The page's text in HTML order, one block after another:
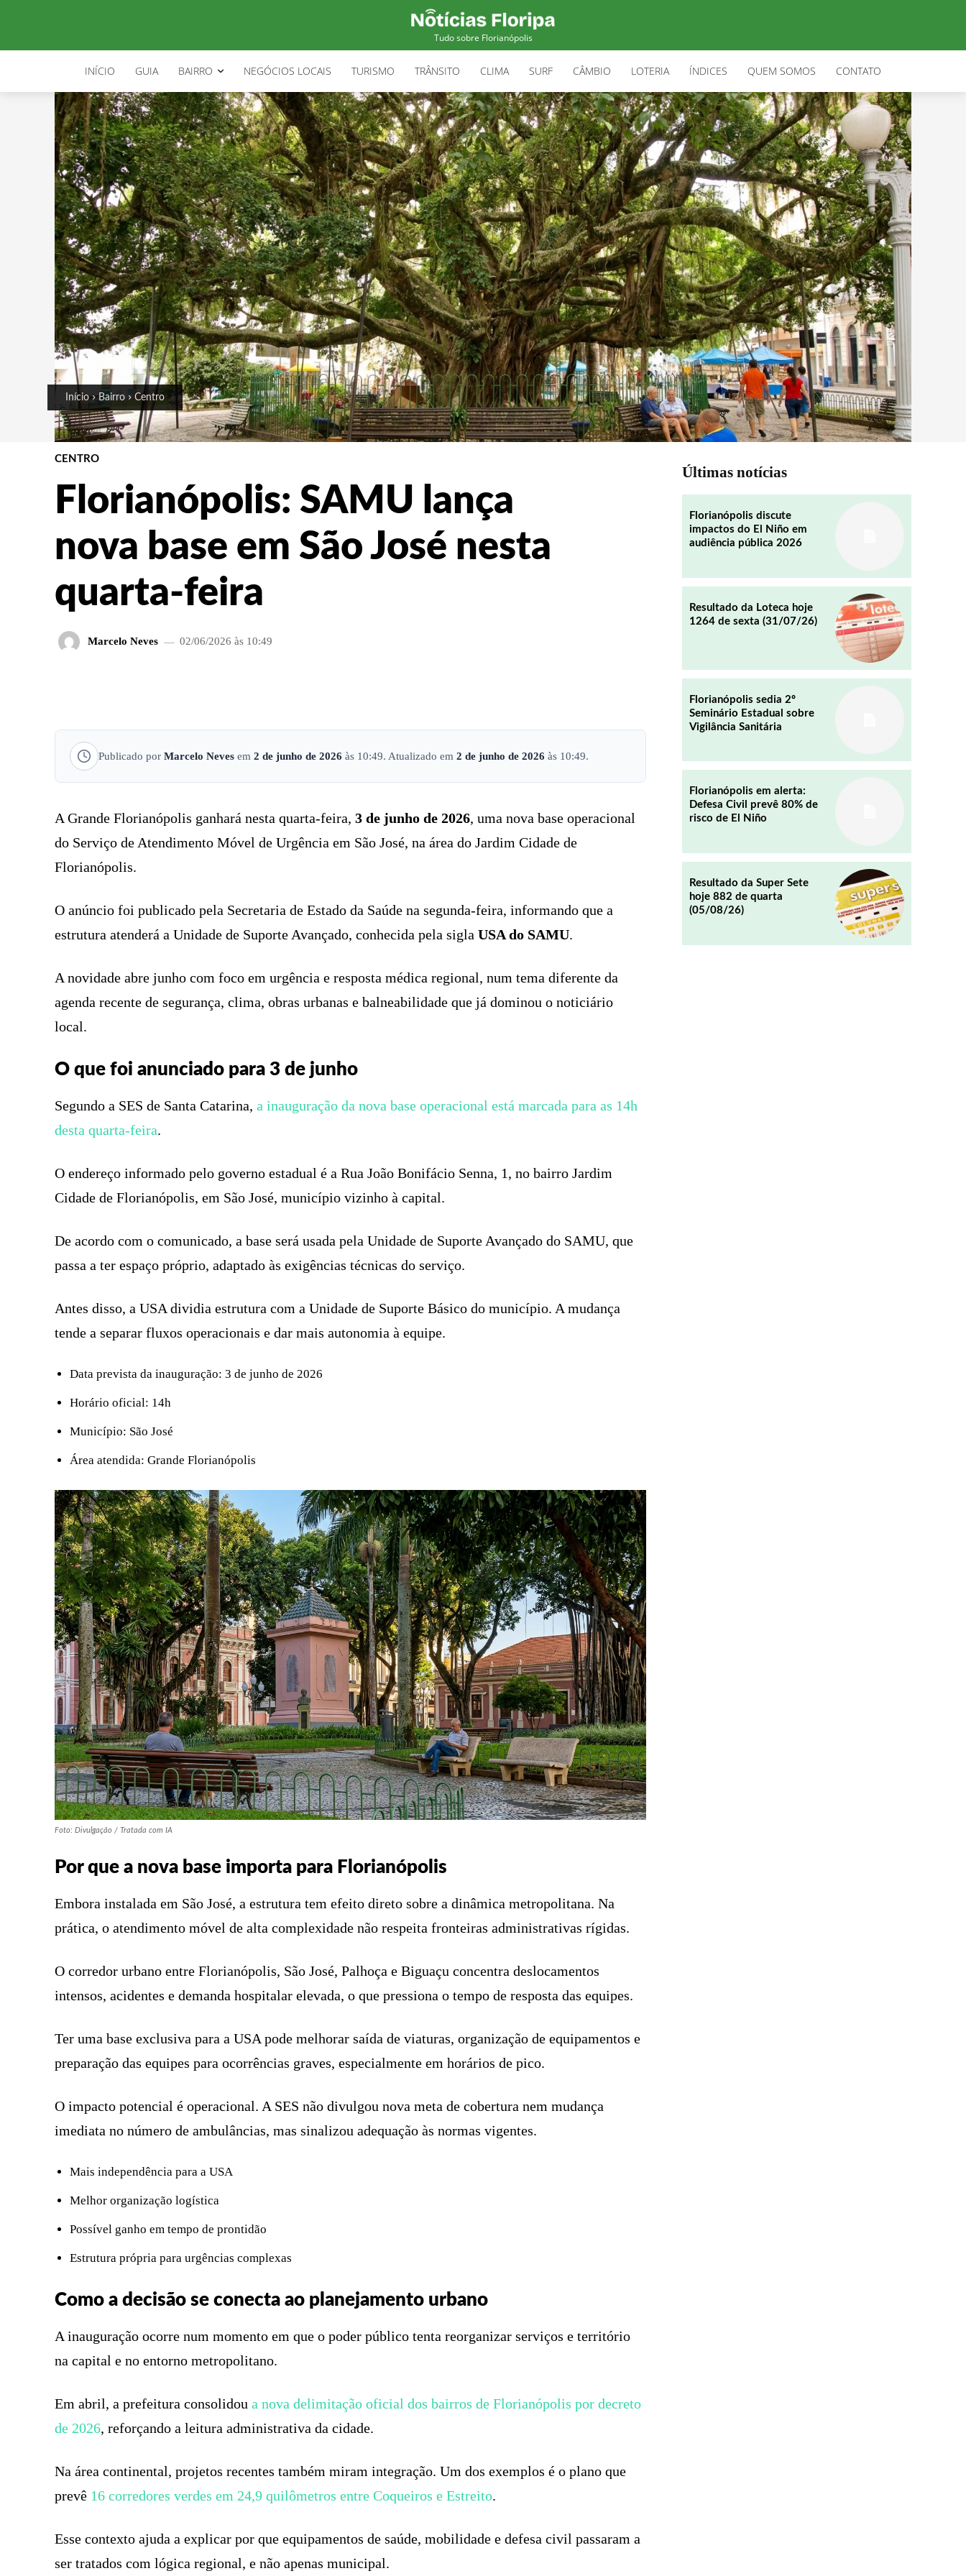
Tudo sobre Florianópolis
INÍCIO GUIA BAIRRO NEGÓCIOS LOCAIS TURISMO TRÂNSITO CLIMA SURF CÂMBIO LOTERIA ÍNDICES QUEM SOMOS CONTATO
Início Bairro Centro
CENTRO
Florianópolis: SAMU lança
nova base em São José nesta
quarta-feira
Marcelo Neves 02/06/2026 às 10:49
Publicado por Marcelo Neves em 2 de junho de 2026 às 10:49. Atualizado em 2 de junho de 2026 às 10:49.
A Grande Florianópolis ganhará nesta quarta-feira, 3 de junho de 2026, uma nova base operacional
do Serviço de Atendimento Móvel de Urgência em São José, na área do Jardim Cidade de
Florianópolis.
O anúncio foi publicado pela Secretaria de Estado da Saúde na segunda-feira, informando que a
estrutura atenderá a Unidade de Suporte Avançado, conhecida pela sigla USA do SAMU.
A novidade abre junho com foco em urgência e resposta médica regional, num tema diferente da
agenda recente de segurança, clima, obras urbanas e balneabilidade que já dominou o noticiário
local.
O que foi anunciado para 3 de junho
Segundo a SES de Santa Catarina, a inauguração da nova base operacional está marcada para as 14h
desta quarta-feira.
O endereço informado pelo governo estadual é a Rua João Bonifácio Senna, 1, no bairro Jardim
Cidade de Florianópolis, em São José, município vizinho à capital.
De acordo com o comunicado, a base será usada pela Unidade de Suporte Avançado do SAMU, que
passa a ter espaço próprio, adaptado às exigências técnicas do serviço.
Antes disso, a USA dividia estrutura com a Unidade de Suporte Básico do município. A mudança
tende a separar fluxos operacionais e dar mais autonomia à equipe.
Data prevista da inauguração: 3 de junho de 2026
Horário oficial: 14h
Município: São José
Área atendida: Grande Florianópolis
Foto: Divulgação / Tratada com IA
Por que a nova base importa para Florianópolis
Embora instalada em São José, a estrutura tem efeito direto sobre a dinâmica metropolitana. Na
prática, o atendimento móvel de alta complexidade não respeita fronteiras administrativas rígidas.
O corredor urbano entre Florianópolis, São José, Palhoça e Biguaçu concentra deslocamentos
intensos, acidentes e demanda hospitalar elevada, o que pressiona o tempo de resposta das equipes.
Ter uma base exclusiva para a USA pode melhorar saída de viaturas, organização de equipamentos e
preparação das equipes para ocorrências graves, especialmente em horários de pico.
O impacto potencial é operacional. A SES não divulgou nova meta de cobertura nem mudança
imediata no número de ambulâncias, mas sinalizou adequação às normas vigentes.
Mais independência para a USA
Melhor organização logística
Possível ganho em tempo de prontidão
Estrutura própria para urgências complexas
Como a decisão se conecta ao planejamento urbano
A inauguração ocorre num momento em que o poder público tenta reorganizar serviços e território
na capital e no entorno metropolitano.
Em abril, a prefeitura consolidou a nova delimitação oficial dos bairros de Florianópolis por decreto
de 2026, reforçando a leitura administrativa da cidade.
Na área continental, projetos recentes também miram integração. Um dos exemplos é o plano que
prevê 16 corredores verdes em 24,9 quilômetros entre Coqueiros e Estreito.
Esse contexto ajuda a explicar por que equipamentos de saúde, mobilidade e defesa civil passaram a
ser tratados com lógica regional, e não apenas municipal.
Últimas notícias
Florianópolis discute
impactos do El Niño em
audiência pública 2026
Resultado da Loteca hoje
1264 de sexta (31/07/26)
Florianópolis sedia 2º
Seminário Estadual sobre
Vigilância Sanitária
Florianópolis em alerta:
Defesa Civil prevê 80% de
risco de El Niño
Resultado da Super Sete
hoje 882 de quarta
(05/08/26)